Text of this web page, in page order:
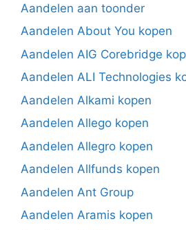
Aandelen aan toonder
Aandelen About You kopen
Aandelen AIG Corebridge
Aandelen ALI Technologies
Aandelen Alkami kopen
Aandelen Allego kopen
Aandelen Allegro kopen
Aandelen Allfunds kopen
Aandelen Ant Group
Aandelen Aramis kopen